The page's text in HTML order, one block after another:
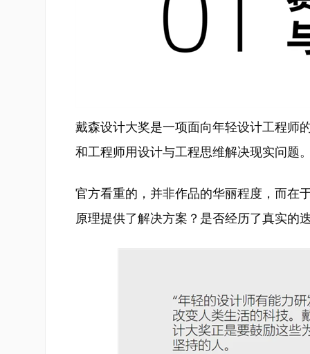
戴森设计大奖是一项面向年轻设计工程师
和工程师用设计与工程思维解决现实问题
官方看重的，并非作品的华丽程度，而在
原理提供了解决方案？是否经历了真实的